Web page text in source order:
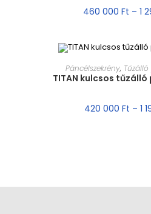
460 000 Ft – 1
MÉRET
Páncélszekrény,
TITAN kulcsos
420 000 Ft – 1